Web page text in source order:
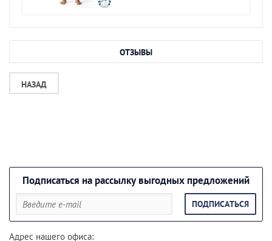
ОТЗЫВЫ
НАЗАД
Подписаться на рассылку выгодных предложений
ПОДПИСАТЬСЯ
Адрес нашего офиса: